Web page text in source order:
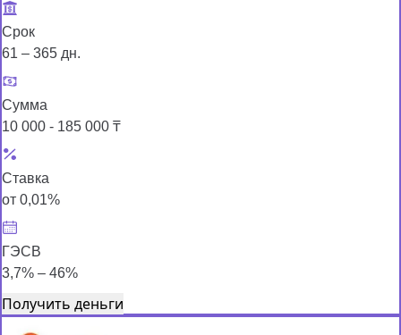
Срок
61 – 365 дн.
Сумма
10 000 - 185 000 ₸
Ставка
от 0,01%
ГЭСВ
3,7% – 46%
Получить деньги